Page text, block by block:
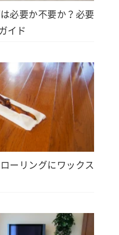
必要か不要か？必要
イド
ーリングにワックス